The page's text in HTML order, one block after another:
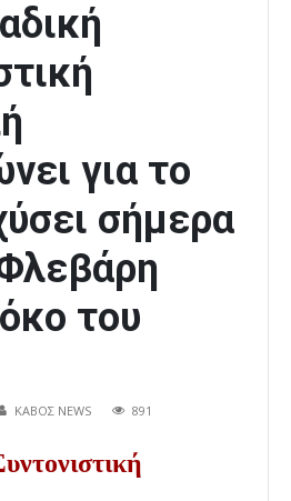
για το
σήμερα
του
ΚΑΒΟΣ NEWS 891